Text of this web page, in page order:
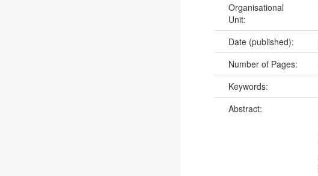
Organisational
Unit:
Date (published):
Number of Pages:
Keywords:
Abstract: